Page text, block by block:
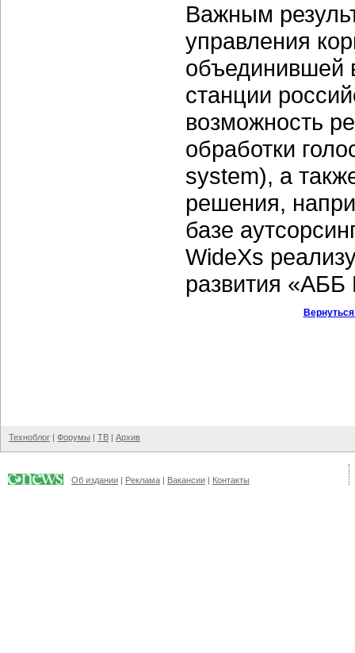
Важным
управления
объединившей
станции
возможность
обработки
system), а
решения,
базе
WideXs
развития
Техноблог | Форумы | ТВ | Архив
Об издании | Реклама | Вакансии | Контакты